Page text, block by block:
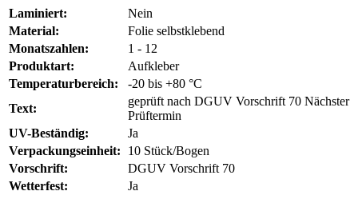
Laminiert:
Nein
Material:
Folie selbstklebend
Monatszahlen:
1 - 12
Produktart:
Aufkleber
Temperaturbereich:
-20 bis +80 °C
Text:
geprüft nach DGUV Vorschrift 70 Nächster
Prüftermin
UV-Beständig:
Ja
Verpackungseinheit:
10 Stück/Bogen
Vorschrift:
DGUV Vorschrift 70
Wetterfest:
Ja